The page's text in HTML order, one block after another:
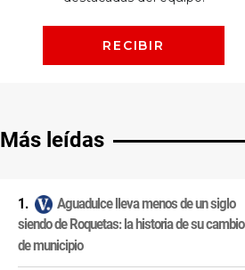
Más leídas
Aguadulce lleva menos de un siglo
siendo de Roquetas: la historia de su cambio
de municipio